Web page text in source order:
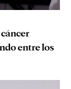
entre los